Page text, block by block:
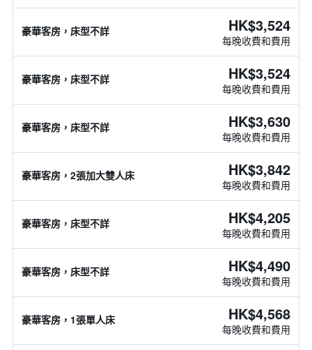
豪華客房，床型不詳 HK$3,524
每晚收費和費用
豪華客房，床型不詳 HK$3,524
每晚收費和費用
豪華客房，床型不詳 HK$3,630
每晚收費和費用
豪華客房，2張加大雙人床 HK$3,842
每晚收費和費用
豪華客房，床型不詳 HK$4,205
每晚收費和費用
豪華客房，床型不詳 HK$4,490
每晚收費和費用
豪華客房，1張單人床 HK$4,568
每晚收費和費用